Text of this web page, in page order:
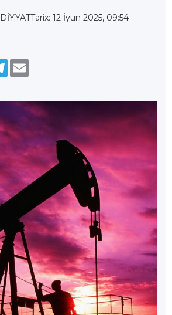
Tarix: 12 İyun 2025, 09:54
Telegram